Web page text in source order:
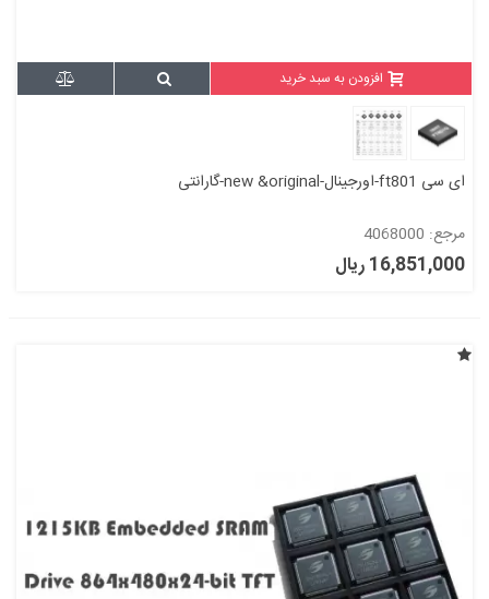
افزودن به سبد خرید
ای سی ft801-اورجینال-new &original-گارانتی
مرجع: 4068000
16,851,000 ریال